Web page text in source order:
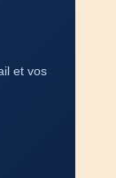
et vos